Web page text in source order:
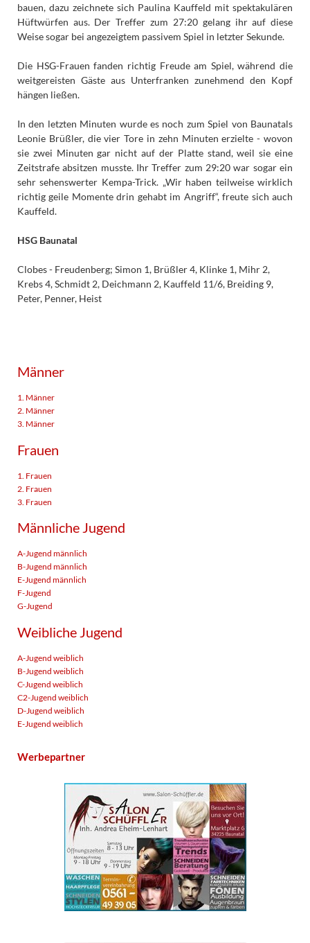
bauen, dazu zeichnete sich Paulina Kauffeld mit spektakulären
Hüftwürfen aus. Der Treffer zum 27:20 gelang ihr auf diese
Weise sogar bei angezeigtem passivem Spiel in letzter Sekunde.
Die HSG-Frauen fanden richtig Freude am Spiel, während die
weitgereisten Gäste aus Unterfranken zunehmend den Kopf
hängen ließen.
In den letzten Minuten wurde es noch zum Spiel von Baunatals
Leonie Brüßler, die vier Tore in zehn Minuten erzielte - wovon
sie zwei Minuten gar nicht auf der Platte stand, weil sie eine
Zeitstrafe absitzen musste. Ihr Treffer zum 29:20 war sogar ein
sehr sehenswerter Kempa-Trick. „Wir haben teilweise wirklich
richtig geile Momente drin gehabt im Angriff“, freute sich auch
Kauffeld.
HSG Baunatal
Clobes - Freudenberg; Simon 1, Brüßler 4, Klinke 1, Mihr 2,
Krebs 4, Schmidt 2, Deichmann 2, Kauffeld 11/6, Breiding 9,
Peter, Penner, Heist
Männer
1. Männer
2. Männer
3. Männer
Frauen
1. Frauen
2. Frauen
3. Frauen
Männliche Jugend
A-Jugend männlich
B-Jugend männlich
E-Jugend männlich
F-Jugend
G-Jugend
Weibliche Jugend
A-Jugend weiblich
B-Jugend weiblich
C-Jugend weiblich
C2-Jugend weiblich
D-Jugend weiblich
E-Jugend weiblich
Werbepartner